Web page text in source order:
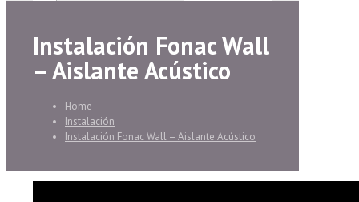
Instalación Fonac Wall
– Aislante Acústico
Home
Instalación
Instalación Fonac Wall – Aislante Acústico